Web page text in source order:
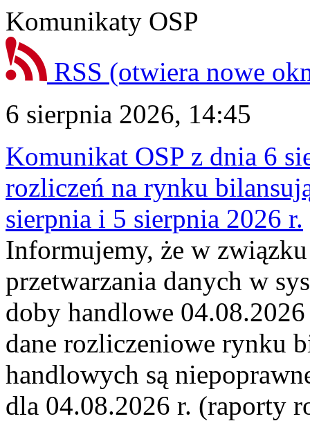
Komunikaty OSP
RSS (otwiera nowe
6 sierpnia 2026, 14:45
Komunikat OSP z dnia 6
rozliczeń na rynku
sierpnia i 5 sierpnia 2026 r.
Informujemy, że w
przetwarzania danych w
doby handlowe
dane rozliczeniowe rynku
handlowych są
dla 04.08.2026 r. (raporty